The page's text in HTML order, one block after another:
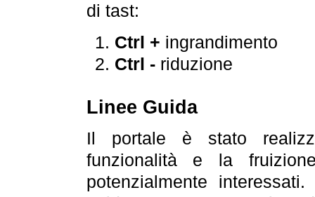
di tast:
Ctrl + ingrandimento
Ctrl -riduzione
Linee Guida
Il portale è stato
funzionalità e la
potenzialmente